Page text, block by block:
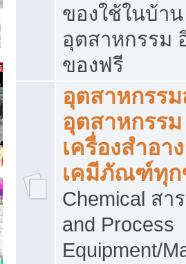
ของใช้ในบ้า
อุตสาหกรรม
ของฟรี
อุตสาหกรรม
อุตสาหกรรม
เครื่องสำอา
เคมีภัณฑ์ทุ
Chemical สา
and Process
Equipment/